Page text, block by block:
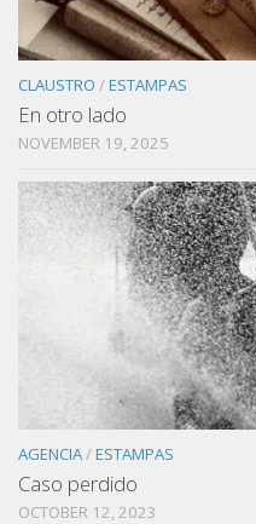
CLAUSTRO /ESTAMPAS
En otro lado
NOVEMBER 19, 2025
AGENCIA/ESTAMPAS
Caso perdido
OCTOBER 12, 2023